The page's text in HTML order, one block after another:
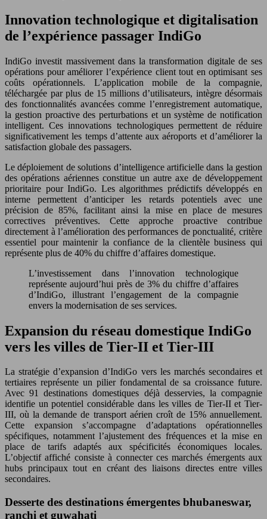
Innovation technologique et digitalisation
de l’expérience passager IndiGo
IndiGo investit massivement dans la transformation digitale de ses
opérations pour améliorer l’expérience client tout en optimisant ses
coûts opérationnels. L’application mobile de la compagnie,
téléchargée par plus de 15 millions d’utilisateurs, intègre désormais
des fonctionnalités avancées comme l’enregistrement automatique,
la gestion proactive des perturbations et un système de notification
intelligent. Ces innovations technologiques permettent de réduire
significativement les temps d’attente aux aéroports et d’améliorer la
satisfaction globale des passagers.
Le déploiement de solutions d’intelligence artificielle dans la gestion
des opérations aériennes constitue un autre axe de développement
prioritaire pour IndiGo. Les algorithmes prédictifs développés en
interne permettent d’anticiper les retards potentiels avec une
précision de 85%, facilitant ainsi la mise en place de mesures
correctives préventives. Cette approche proactive contribue
directement à l’amélioration des performances de ponctualité, critère
essentiel pour maintenir la confiance de la clientèle business qui
représente plus de 40% du chiffre d’affaires domestique.
L’investissement dans l’innovation technologique
représente aujourd’hui près de 3% du chiffre d’affaires
d’IndiGo, illustrant l’engagement de la compagnie
envers la modernisation de ses services.
Expansion du réseau domestique IndiGo
vers les villes de Tier-II et Tier-III
La stratégie d’expansion d’IndiGo vers les marchés secondaires et
tertiaires représente un pilier fondamental de sa croissance future.
Avec 91 destinations domestiques déjà desservies, la compagnie
identifie un potentiel considérable dans les villes de Tier-II et Tier-
III, où la demande de transport aérien croît de 15% annuellement.
Cette expansion s’accompagne d’adaptations opérationnelles
spécifiques, notamment l’ajustement des fréquences et la mise en
place de tarifs adaptés aux spécificités économiques locales.
L’objectif affiché consiste à connecter ces marchés émergents aux
hubs principaux tout en créant des liaisons directes entre villes
secondaires.
Desserte des destinations émergentes bhubaneswar,
ranchi et guwahati